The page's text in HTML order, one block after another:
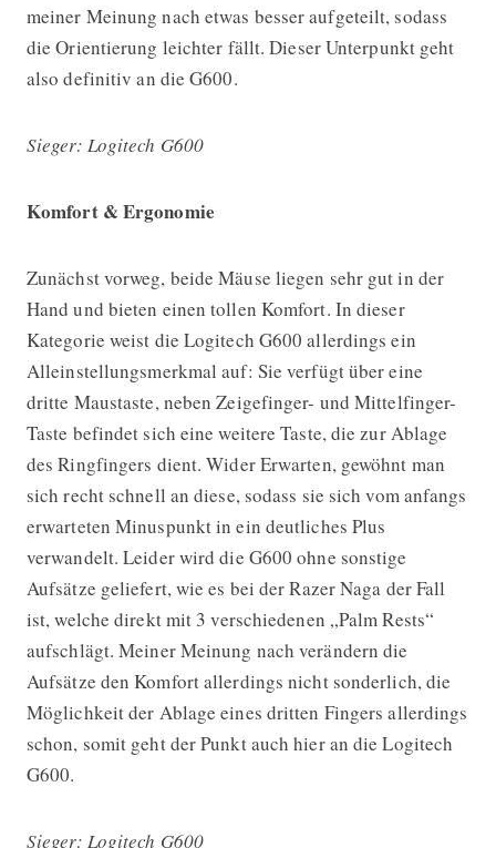
meiner Meinung nach etwas besser aufgeteilt, sodass
die Orientierung leichter fällt. Dieser Unterpunkt geht
also definitiv an die G600.
Sieger: Logitech G600
Komfort & Ergonomie
Zunächst vorweg, beide Mäuse liegen sehr gut in der
Hand und bieten einen tollen Komfort. In dieser
Kategorie weist die Logitech G600 allerdings ein
Alleinstellungsmerkmal auf: Sie verfügt über eine
dritte Maustaste, neben Zeigefinger- und Mittelfinger-
Taste befindet sich eine weitere Taste, die zur Ablage
des Ringfingers dient. Wider Erwarten, gewöhnt man
sich recht schnell an diese, sodass sie sich vom anfangs
erwarteten Minuspunkt in ein deutliches Plus
verwandelt. Leider wird die G600 ohne sonstige
Aufsätze geliefert, wie es bei der Razer Naga der Fall
ist, welche direkt mit 3 verschiedenen „Palm Rests“
aufschlägt. Meiner Meinung nach verändern die
Aufsätze den Komfort allerdings nicht sonderlich, die
Möglichkeit der Ablage eines dritten Fingers allerdings
schon, somit geht der Punkt auch hier an die Logitech
G600.
Sieger: Logitech G600